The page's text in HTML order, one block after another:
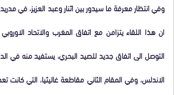
وفي انتظار معرفة ما سيدور بين اثنار وعبد العزيز، في
ان هذا اللقاء يتزامن مع اتفاق المغرب والاتحاد
التوصل الى اتفاق جديد للصيد البحري، يستفيد منه في
الاندلس، وفي المقام الثاني مقاطعة غاليثيا، التي كانت